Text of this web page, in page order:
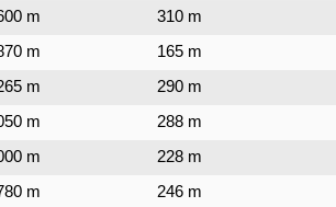
m 310 m
m 165 m
m 290 m
m 288 m
m 228 m
m 246 m